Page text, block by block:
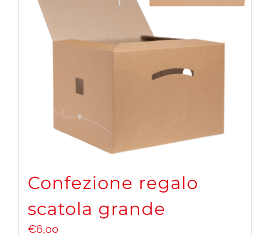
Confezione regalo
scatola grande
€6,00